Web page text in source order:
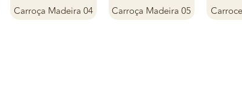
Carroça Madeira 04 Carroça Madeira 05